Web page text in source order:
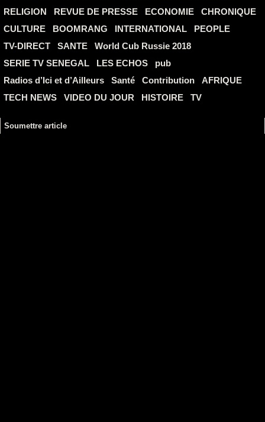
RELIGION
REVUE DE PRESSE ECONOMIE
CHRONIQUE
CULTURE
BOOMRANG INTERNATIONAL
PEOPLE
TV-DIRECT
SANTE
World Cub Russie 2018
SERIE TV SENEGAL
LES ECHOS
pub
Radios d’Ici et d’Ailleurs
Santé Contribution
AFRIQUE
TECH NEWS
VIDEO DU JOUR HISTOIRE TV
Soumettre article